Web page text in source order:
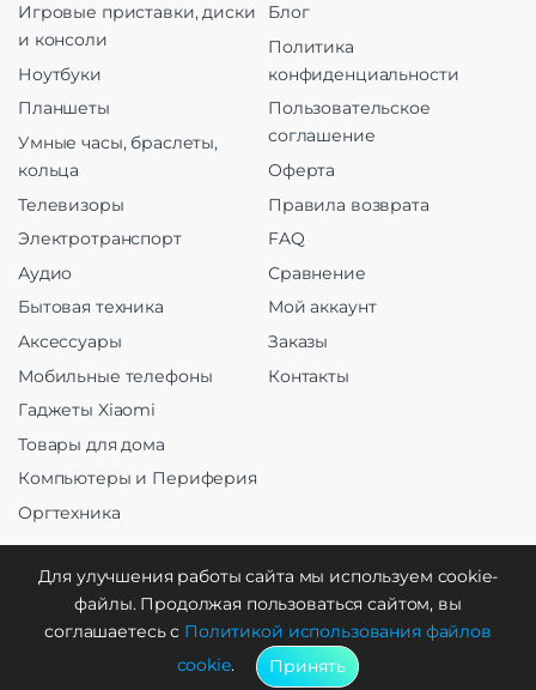
Игровые приставки, диски
и консоли
Ноутбуки
Планшеты
Умные часы, браслеты,
кольца
Телевизоры
Электротранспорт
Аудио
Бытовая техника
Аксессуары
Мобильные телефоны
Гаджеты Xiaomi
Товары для дома
Компьютеры и Периферия
Оргтехника
Блог
Политика
конфиденциальности
Пользовательское
соглашение
Оферта
Правила возврата
FAQ
Сравнение
Мой аккаунт
Заказы
Контакты
Создание и продвижение
Для улучшения работы сайта мы используем cookie-
файлы. Продолжая пользоваться сайтом, вы
соглашаетесь с Политикой использования файлов
cookie. Принять